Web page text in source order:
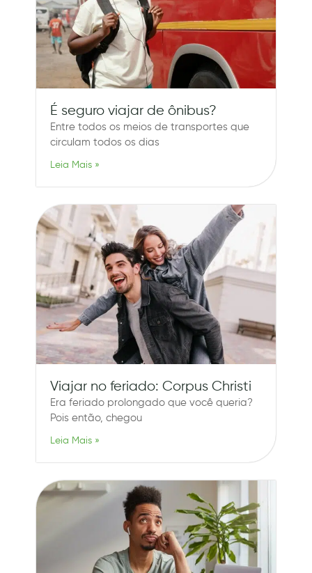
É seguro viajar de ônibus?
Entre todos os meios de transportes que
circulam todos os dias
Leia Mais »
Viajar no feriado: Corpus Christi
Era feriado prolongado que você queria?
Pois então, chegou
Leia Mais »